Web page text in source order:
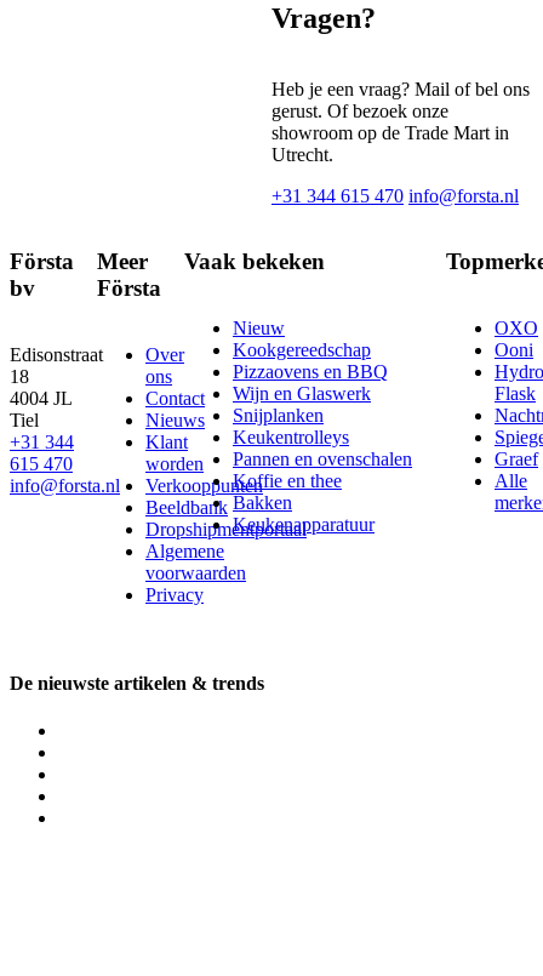
Vragen?
Heb je een vraag? Mail of bel ons
gerust. Of bezoek onze
showroom op de Trade Mart in
Utrecht.
+31 344 615 470 info@forsta.nl
Första
bv
Edisonstraat
18
4004 JL
Tiel
+31 344
615 470
info@forsta.nl
Meer
Första
Over
ons
Contact
Nieuws
Klant
worden
Verkooppunten
Beeldbank
Dropshipmentportaal
Algemene
voorwaarden
Privacy
Vaak bekeken
Nieuw
Kookgereedschap
Pizzaovens en BBQ
Wijn en Glaswerk
Snijplanken
Keukentrolleys
Pannen en ovenschalen
Koffie en thee
Bakken
Keukenapparatuur
OXO
Ooni
Hydro
Flask
Graef
Alle
De nieuwste artikelen & trends